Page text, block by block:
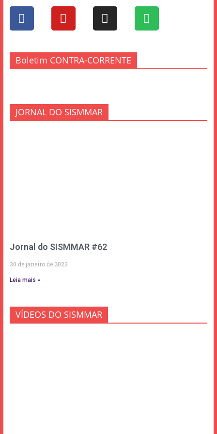
Boletim CONTRA-CORRENTE
JORNAL DO SISMMAR
Jornal do SISMMAR #62
30 de janeiro de 2023
Leia mais »
VÍDEOS DO SISMMAR